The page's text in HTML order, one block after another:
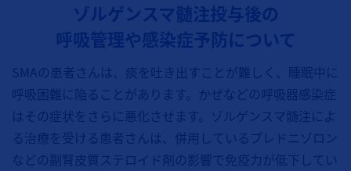
ゾルゲンスマ髄注投与後の
呼吸管理や感染症予防について
SMAの患者さんは、痰を吐き出すことが難しく、睡眠中に
呼吸困難に陥ることがあります。かぜなどの呼吸器感染症
はその症状をさらに悪化させます。ゾルゲンスマ髄注によ
る治療を受ける患者さんは、併用しているプレドニゾロン
などの副腎皮質ステロイド剤の影響で免疫力が低下してい